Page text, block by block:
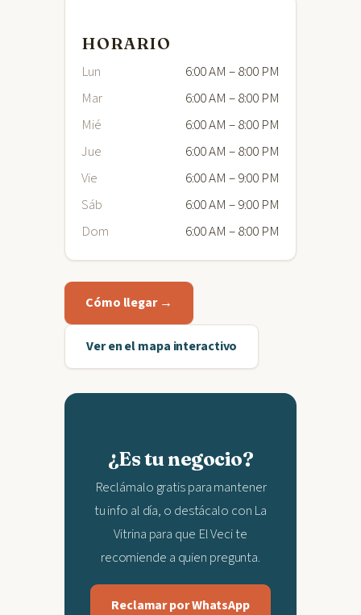
HORARIO
Lun
6:00 AM – 8:00 PM
Mar
6:00 AM – 8:00 PM
Mié
6:00 AM – 8:00 PM
Jue
6:00 AM – 8:00 PM
Vie
6:00 AM – 9:00 PM
Sáb
6:00 AM – 9:00 PM
Dom
6:00 AM – 8:00 PM
Cómo llegar →
Ver en el mapa interactivo
¿Es tu negocio?
Reclámalo gratis para mantener
tu info al día, o destácalo con La
Vitrina para que El Veci te
recomiende a quien pregunta.
Reclamar por WhatsApp